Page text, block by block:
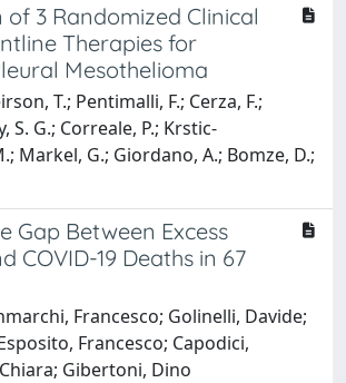
3 Randomized Clinical
Therapies for
Mesothelioma
T.; Pentimalli, F.; Cerza, F.;
S. G.; Correale, P.; Krstic-
Markel, G.; Giordano, A.; Bomze, D.;
Gap Between Excess
COVID-19 Deaths in 67
Francesco; Golinelli, Davide;
Francesco; Capodici,
Gibertoni, Dino